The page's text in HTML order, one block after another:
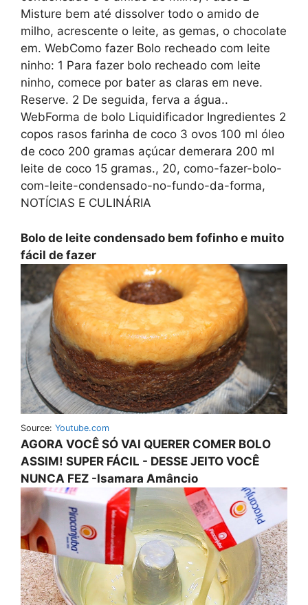
Misture bem até dissolver todo o amido de
milho, acrescente o leite, as gemas, o chocolate
em. WebComo fazer Bolo recheado com leite
ninho: 1 Para fazer bolo recheado com leite
ninho, comece por bater as claras em neve.
Reserve. 2 De seguida, ferva a água..
WebForma de bolo Liquidificador Ingredientes 2
copos rasos farinha de coco 3 ovos 100 ml óleo
de coco 200 gramas açúcar demerara 200 ml
leite de coco 15 gramas., 20, como-fazer-bolo-
com-leite-condensado-no-fundo-da-forma,
NOTÍCIAS E CULINÁRIA
Bolo de leite condensado bem fofinho e muito
fácil de fazer
Source: Youtube.com
AGORA VOCÊ SÓ VAI QUERER COMER BOLO
ASSIM! SUPER FÁCIL - DESSE JEITO VOCÊ
NUNCA FEZ -Isamara Amâncio